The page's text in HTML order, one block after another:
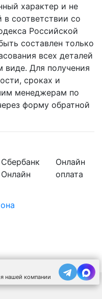
характер и не
в соответствии со
Российской
составлен только
всех деталей
виде. Для получения
сроках и
менеджерам по
форму обратной
Сбербанк
Онлайн
Онлайн
оплата
нашей компании
cookies